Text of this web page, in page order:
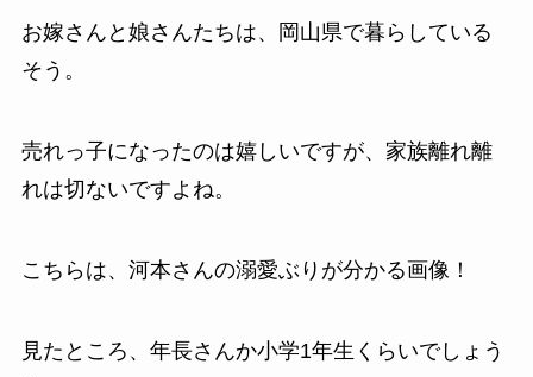
お嫁さんと娘さんたちは、岡山県で暮らしている
そう。
売れっ子になったのは嬉しいですが、家族離れ離
れは切ないですよね。
こちらは、河本さんの溺愛ぶりが分かる画像！
見たところ、年長さんか小学1年生くらいでしょう